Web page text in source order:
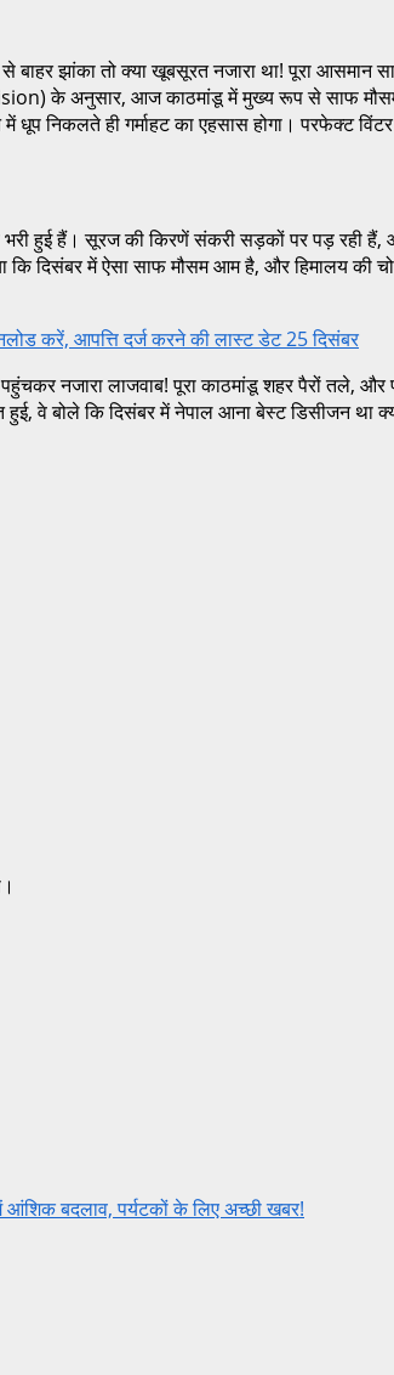
झांका तो क्या खूबसूरत नजारा था! पूरा आसमान
के अनुसार, आज काठमांडू में मुख्य रूप से साफ मौसम
निकलते ही गर्माहट का एहसास होगा। परफेक्ट
हुई हैं। सूरज की किरणें संकरी सड़कों पर पड़ रही हैं,
दिसंबर में ऐसा साफ मौसम आम है, और हिमालय की
करें, आपत्ति दर्ज करने की लास्ट डेट 25 दिसंबर
नजारा लाजवाब! पूरा काठमांडू शहर पैरों तले,
वे बोले कि दिसंबर में नेपाल आना बेस्ट डिसीजन था
बदलाव, पर्यटकों के लिए अच्छी खबर!